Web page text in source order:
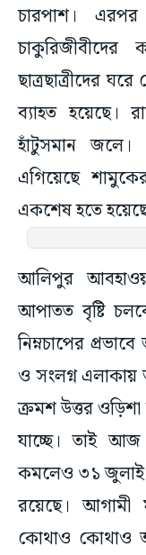
চারপাশ।
ছাত্রছাত্রীদের
ব্যাহত হয়েছে।
হাঁটুসমান জলে।
এগিয়েছে
একশেষ হতে
আলিপুর
আপাতত বৃষ্টি
নিম্নচাপের
ও সংলগ্ন এলাকায়
ক্রমশ উত্তর
যাচ্ছে। তাই আজ
কমলেও ৩১ জুলাই
রয়েছে। আগামী
কোথাও কোথাও